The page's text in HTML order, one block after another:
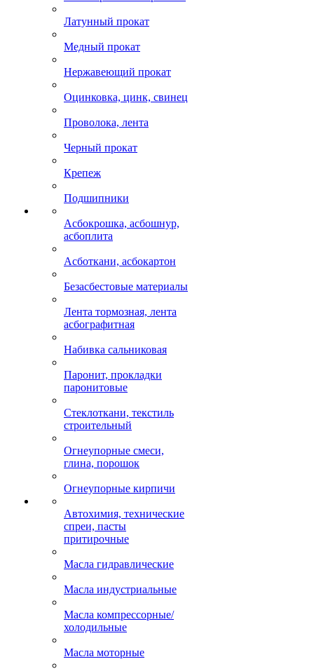
Латунный прокат
Медный прокат
Нержавеющий прокат
Оцинковка, цинк, свинец
Проволока, лента
Черный прокат
Крепеж
Подшипники
Асбокрошка, асбошнур,
асбоплита
Асботкани, асбокартон
Безасбестовые материалы
Лента тормозная, лента
асбографитная
Набивка сальниковая
Паронит, прокладки
паронитовые
Стеклоткани, текстиль
строительный
Огнеупорные смеси,
глина, порошок
Огнеупорные кирпичи
Автохимия, технические
спреи, пасты
притирочные
Масла гидравлические
Масла индустриальные
Масла компрессорные/
холодильные
Масла моторные